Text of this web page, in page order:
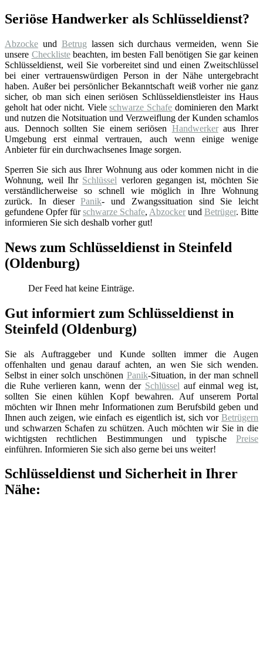
Seriöse Handwerker als Schlüsseldienst?
Abzocke und Betrug lassen sich durchaus vermeiden, wenn Sie
unsere Checklistebeachten, im besten Fall benötigen Sie gar keinen
Schlüsseldienst, weil Sie vorbereitet sind und einen Zweitschlüssel
bei einer vertrauenswürdigen Person in der Nähe untergebracht
haben. Außer bei persönlicher Bekanntschaft weiß vorher nie ganz
sicher, ob man sich einen seriösen Schlüsseldienstleister ins Haus
geholt hat oder nicht. Vieleschwarze Schafe dominieren den Markt
und nutzen die Notsituation und Verzweiflung der Kunden schamlos
aus. Dennoch sollten Sie einem seriösen Handwerkeraus Ihrer
Umgebung erst einmal vertrauen, auch wenn einige wenige
Anbieter für ein durchwachsenes Image sorgen.
Sperren Sie sich aus Ihrer Wohnung aus oder kommen nicht in die
Wohnung, weil Ihr Schlüssel verloren gegangen ist, möchten Sie
verständlicherweise so schnell wie möglich in Ihre Wohnung
zurück. In dieserPanik- und Zwangssituation sind Sie leicht
gefundene Opfer fürschwarze Schafe, Abzocker und Betrüger. Bitte
informieren Sie sich deshalb vorher gut!
News zum Schlüsseldienst in Steinfeld
(Oldenburg)
Der Feed hat keine Einträge.
Gut informiert zum Schlüsseldienst in
Steinfeld (Oldenburg)
Sie als Auftraggeber und Kunde sollten immer die Augen
offenhalten und genau darauf achten, an wen Sie sich wenden.
Selbst in einer solch unschönen Panik-Situation, in der man schnell
die Ruhe verlieren kann, wenn der Schlüssel auf einmal weg ist,
sollten Sie einen kühlen Kopf bewahren. Auf unserem Portal
möchten wir Ihnen mehr Informationen zum Berufsbild geben und
Ihnen auch zeigen, wie einfach es eigentlich ist, sich vor Betrügern
und schwarzen Schafen zu schützen. Auch möchten wir Sie in die
wichtigsten rechtlichen Bestimmungen und typische Preise
einführen. Informieren Sie sich also gerne bei uns weiter!
Schlüsseldienst und Sicherheit in Ihrer
Nähe: